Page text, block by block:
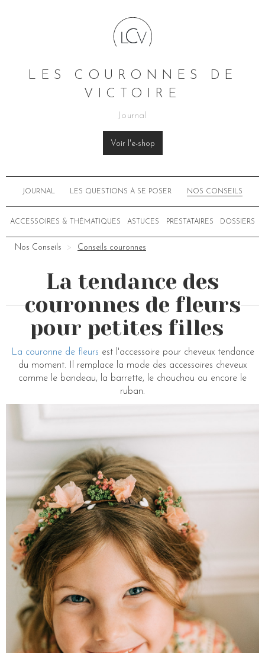
LES COURONNES DE
VICTOIRE
Journal
Voir l'e-shop
JOURNAL LES QUESTIONS À SE POSER NOS CONSEILS
ACCESSOIRES & THÉMATIQUES ASTUCES PRESTATAIRES DOSSIERS
Nos Conseils Conseils couronnes
La tendance des
couronnes de fleurs
pour petites filles
La couronne de fleurs est l'accessoire pour cheveux tendance
du moment. Il remplace la mode des accessoires cheveux
comme le bandeau, la barrette, le chouchou ou encore le
ruban.